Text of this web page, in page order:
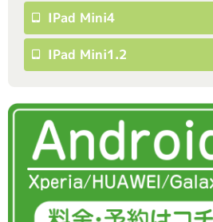
IPad Mini4
IPad Mini1.2